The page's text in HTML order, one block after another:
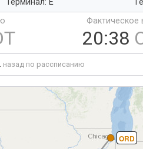
Терминал: E
Фактическое
20:38
назад по рассписанию
ORD